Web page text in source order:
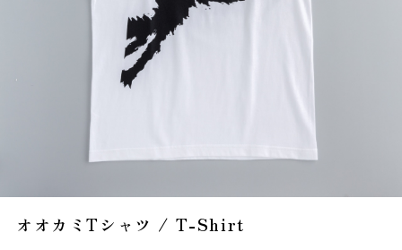
オオカミTシャツ / T-Shirt